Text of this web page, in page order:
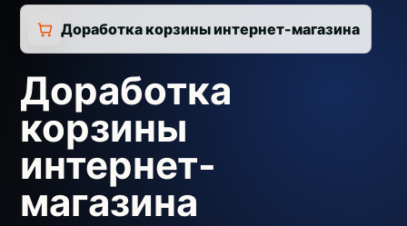
Доработка корзины интернет-магазина
Доработка
корзины
интернет-
магазина